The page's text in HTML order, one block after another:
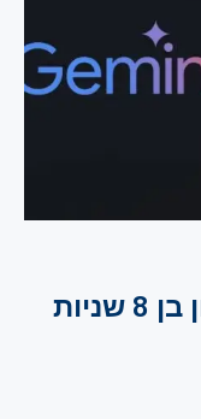
הפכו כל תמונה לסרטון בן 8 שניות